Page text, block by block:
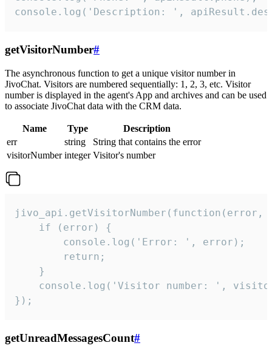
console.log('Description: ',
getVisitorNumber#
The asynchronous function to get a unique visitor number in
JivoChat. Visitors are numbered sequentially: 1, 2, 3, etc. Visitor
number is displayed in the agent's App and archives and can be used
to associate JivoChat data with the CRM data.
Name Type
Description
err
string
String that contains the error
visitorNumber integer Visitor's number
jivo_api.getVisitorNumber(function(error,
    if (error) {
        console.log('Error: ', error);
        return;
    }
console.log('Visitor number: ',
});
getUnreadMessagesCount#